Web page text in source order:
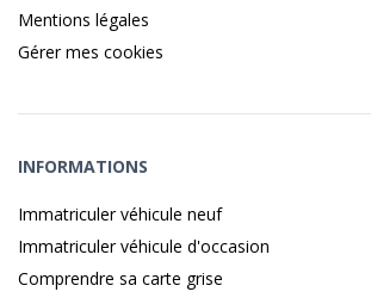
Mentions légales
Gérer mes cookies
INFORMATIONS
Immatriculer véhicule neuf
Immatriculer véhicule d'occasion
Comprendre sa carte grise